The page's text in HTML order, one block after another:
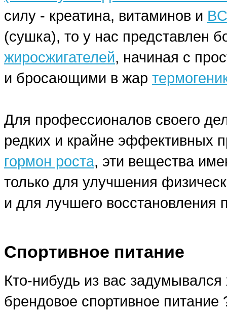
силу - креатина, витаминов и
(сушка), то у нас представлен
жиросжигателей, начиная с
и бросающими в жар
Для профессионалов своего
редких и крайне эффективных
гормон роста, эти вещества
только для улучшения
и для лучшего восстановления
Спортивное питание
Кто-нибудь из вас
брендовое спортивное